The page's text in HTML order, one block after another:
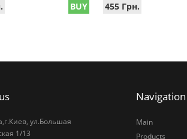
BUY 455 Грн.
ул.Большая
1/13
Navigation
Main
Products